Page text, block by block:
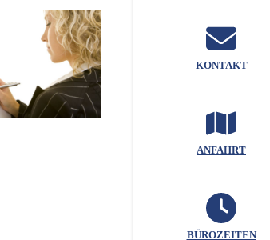
KONTAKT
ANFAHRT
BÜROZEITEN